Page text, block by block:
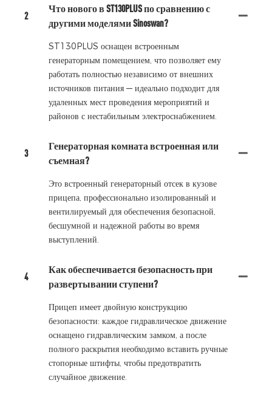
2
Что нового в ST130PLUS по сравнению с
другими моделями Sinoswan?
ST130PLUS оснащен встроенным
генераторным помещением, что позволяет ему
работать полностью независимо от внешних
источников питания — идеально подходит для
удаленных мест проведения мероприятий и
районов с нестабильным электроснабжением.
3
Генераторная комната встроенная или
съемная?
Это встроенный генераторный отсек в кузове
прицепа, профессионально изолированный и
вентилируемый для обеспечения безопасной,
бесшумной и надежной работы во время
выступлений.
4
Как обеспечивается безопасность при
развертывании ступени?
Прицеп имеет двойную конструкцию
безопасности: каждое гидравлическое движение
оснащено гидравлическим замком, а после
полного раскрытия необходимо вставить ручные
стопорные штифты, чтобы предотвратить
случайное движение.